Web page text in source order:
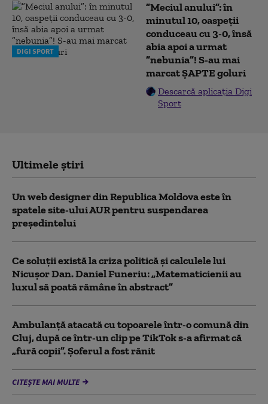
DIGI SPORT
”Meciul anului”: în
minutul 10, oaspeții
conduceau cu 3-0, însă
abia apoi a urmat
”nebunia”! S-au mai
marcat ȘAPTE goluri
Descarcă aplicația Digi
Sport
Ultimele știri
Un web designer din Republica Moldova este în
spatele site-ului AUR pentru suspendarea
președintelui
Ce soluții există la criza politică și calculele lui
Nicușor Dan. Daniel Funeriu: „Matematicienii au
luxul să poată rămâne în abstract”
Ambulanţă atacată cu topoarele într-o comună din
Cluj, după ce într-un clip pe TikTok s-a afirmat că
„fură copii”. Șoferul a fost rănit
CITEȘTE MAI MULTE